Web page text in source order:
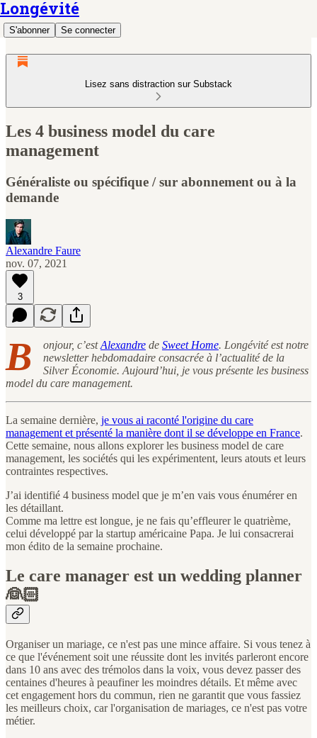
Longévité
S'abonner Se connecter
Lisez sans distraction sur Substack
Les 4 business model du care
management
Généraliste ou spécifique / sur abonnement ou à la
demande
Alexandre Faure
nov. 07, 2021
3
B onjour, c’estAlexandre de Sweet Home. Longévité est notre
newsletter hebdomadaire consacrée à l’actualité de la
Silver Économie. Aujourd’hui, je vous présente les business
model du care management.
La semaine dernière, je vous ai raconté l'origine du care
management et présenté la manière dont il se développe en France.
Cette semaine, nous allons explorer les business model de care
management, les sociétés qui les expérimentent, leurs atouts et leurs
contraintes respectives.
J’ai identifié 4 business model que je m’en vais vous énumérer en
les détaillant.
Comme ma lettre est longue, je ne fais qu’effleurer le quatrième,
celui développé par la startup américaine Papa. Je lui consacrerai
mon édito de la semaine prochaine.
Le care manager est un wedding planner
👰🏻
Organiser un mariage, ce n'est pas une mince affaire. Si vous tenez à
ce que l'événement soit une réussite dont les invités parleront encore
dans 10 ans avec des trémolos dans la voix, vous devez passer des
centaines d'heures à peaufiner les moindres détails. Et même avec
cet engagement hors du commun, rien ne garantit que vous fassiez
les meilleurs choix, car l'organisation de mariages, ce n'est pas votre
métier.